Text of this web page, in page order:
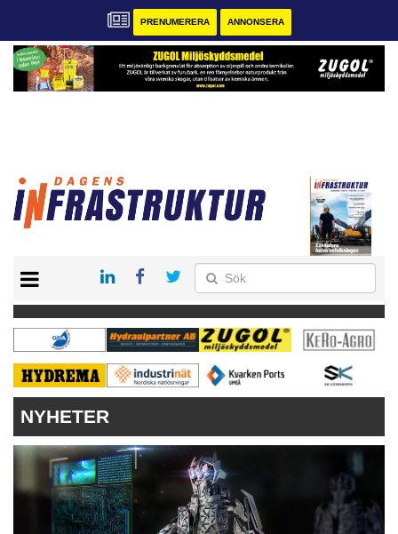
PRENUMERERA ANNONSERA
KONTAKT
VÅRA ANDRA MAGASIN
PRENUMERERA
ANNONSERA
NYHETER